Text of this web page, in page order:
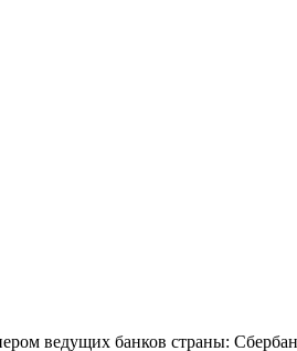
ведущих банков страны: